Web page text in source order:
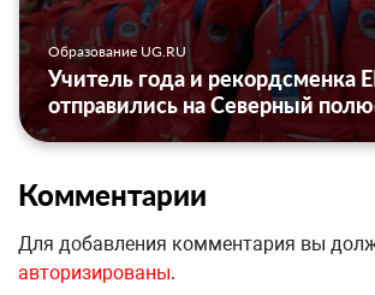
Образование UG.RU
Учитель года и рекордсменка
отправились на Северный
Комментарии
Для добавления комментария вы
авторизированы.